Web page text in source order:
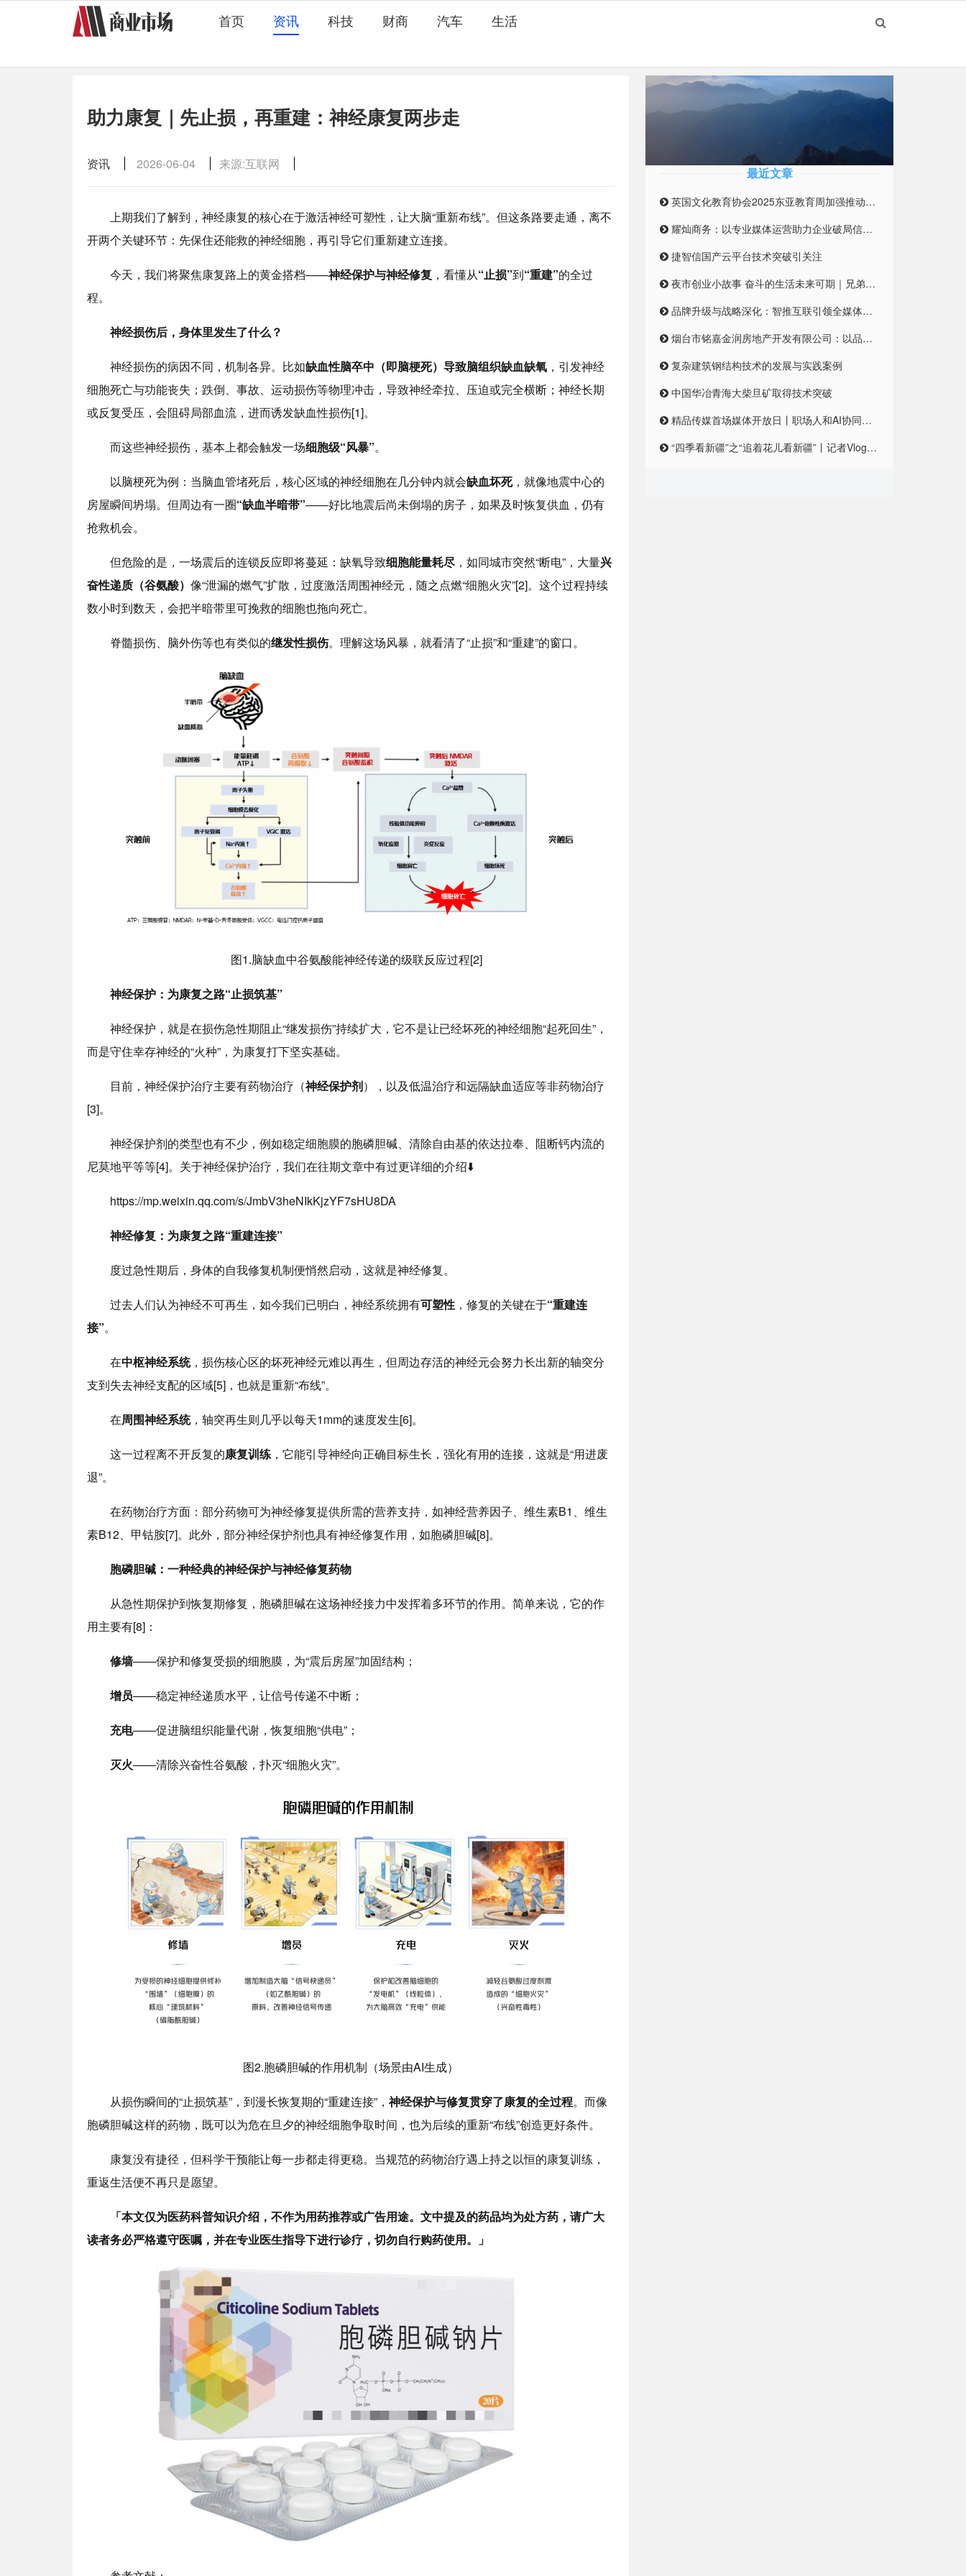
首页 资讯 科技 财商 汽车 生活
助力康复｜先止损，再重建：神经康复两步走
资讯 2026-06-04 来源:互联网
上期我们了解到，神经康复的核心在于激活神经可塑性，让大脑“重新布线”。但这条路要走通，离不
开两个关键环节：先保住还能救的神经细胞，再引导它们重新建立连接。
今天，我们将聚焦康复路上的黄金搭档——神经保护与神经修复 ，看懂从“止损”到“重建”的全过
程。
神经损伤后，身体里发生了什么？
神经损伤的病因不同，机制各异。比如缺血性脑卒中（即脑梗死）导致脑组织缺血缺氧 ，引发神经
细胞死亡与功能丧失；跌倒、事故、运动损伤等物理冲击，导致神经牵拉、压迫或完全横断；神经长期
或反复受压，会阻碍局部血流，进而诱发缺血性损伤[1]。
而这些神经损伤，基本上都会触发一场细胞级“风暴”。
以脑梗死为例：当脑血管堵死后，核心区域的神经细胞在几分钟内就会缺血坏死，就像地震中心的
房屋瞬间坍塌。但周边有一圈“缺血半暗带”——好比地震后尚未倒塌的房子，如果及时恢复供血，仍有
抢救机会。
但危险的是，一场震后的连锁反应即将蔓延：缺氧导致细胞能量耗尽 ，如同城市突然“断电”，大量兴
奋性递质（谷氨酸） 像“泄漏的燃气”扩散，过度激活周围神经元，随之点燃“细胞火灾”[2]。这个过程持续
数小时到数天，会把半暗带里可挽救的细胞也拖向死亡。
脊髓损伤、脑外伤等也有类似的继发性损伤。理解这场风暴，就看清了“止损”和“重建”的窗口。
图1.脑缺血中谷氨酸能神经传递的级联反应过程[2]
神经保护：为康复之路“止损筑基”
神经保护，就是在损伤急性期阻止“继发损伤”持续扩大，它不是让已经坏死的神经细胞“起死回生”，
而是守住幸存神经的“火种”，为康复打下坚实基础。
目前，神经保护治疗主要有药物治疗（神经保护剂），以及低温治疗和远隔缺血适应等非药物治疗
[3]。
神经保护剂的类型也有不少，例如稳定细胞膜的胞磷胆碱、清除自由基的依达拉奉、阻断钙内流的
尼莫地平等等[4]。关于神经保护治疗，我们在往期文章中有过更详细的介绍⬇️
https://mp.weixin.qq.com/s/JmbV3heNIkKjzYF7sHU8DA
神经修复：为康复之路“重建连接”
度过急性期后，身体的自我修复机制便悄然启动，这就是神经修复。
过去人们认为神经不可再生，如今我们已明白，神经系统拥有可塑性 ，修复的关键在于“重建连
接”。
在中枢神经系统，损伤核心区的坏死神经元难以再生，但周边存活的神经元会努力长出新的轴突分
支到失去神经支配的区域[5]，也就是重新“布线”。
在周围神经系统，轴突再生则几乎以每天1mm的速度发生[6]。
这一过程离不开反复的康复训练 ，它能引导神经向正确目标生长，强化有用的连接，这就是“用进废
退”。
在药物治疗方面：部分药物可为神经修复提供所需的营养支持，如神经营养因子、维生素B1、维生
素B12、甲钴胺[7]。此外，部分神经保护剂也具有神经修复作用，如胞磷胆碱[8]。
胞磷胆碱：一种经典的神经保护与神经修复药物
从急性期保护到恢复期修复，胞磷胆碱在这场神经接力中发挥着多环节的作用。简单来说，它的作
用主要有[8]：
修墙——保护和修复受损的细胞膜，为“震后房屋”加固结构；
增员——稳定神经递质水平，让信号传递不中断；
充电——促进脑组织能量代谢，恢复细胞“供电”；
灭火——清除兴奋性谷氨酸，扑灭“细胞火灾”。
图2.胞磷胆碱的作用机制（场景由AI生成）
从损伤瞬间的“止损筑基”，到漫长恢复期的“重建连接”， 神经保护与修复贯穿了康复的全过程。而像
胞磷胆碱这样的药物，既可以为危在旦夕的神经细胞争取时间，也为后续的重新“布线”创造更好条件。
康复没有捷径，但科学干预能让每一步都走得更稳。当规范的药物治疗遇上持之以恒的康复训练，
重返生活便不再只是愿望。
「本文仅为医药科普知识介绍，不作为用药推荐或广告用途。文中提及的药品均为处方药，请广大
读者务必严格遵守医嘱，并在专业医生指导下进行诊疗，切勿自行购药使用。」
最近文章
英国文化教育协会2025东亚教育周加强推动英国与东亚高等教育合作伙伴关系
耀灿商务：以专业媒体运营助力企业破局信息迷雾
捷智信国产云平台技术突破引关注
夜市创业小故事 奋斗的生活未来可期｜兄弟合伙摆摊 开启创业之路
品牌升级与战略深化：智推互联引领全媒体整合营销新纪元
烟台市铭嘉金润房地产开发有限公司：以品质筑梦，引领未来居住新风尚
复杂建筑钢结构技术的发展与实践案例
中国华冶青海大柴旦矿取得技术突破
精品传媒首场媒体开放日丨职场人和AI协同合作，是一种怎样的体验？
“四季看新疆”之“追着花儿看新疆”丨记者Vlog:记者在和田直播带货艾德莱斯,首秀怎么样?